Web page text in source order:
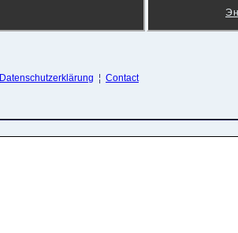
Datenschutzerklärung ¦ Contact